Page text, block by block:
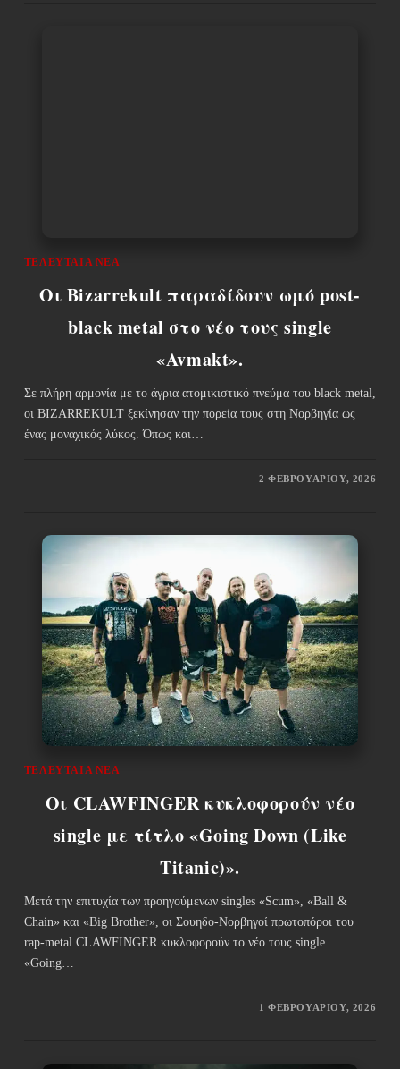
ΤΕΛΕΥΤΑΊΑ ΝΈΑ
Οι Bizarrekult παραδίδουν ωμό post-
black metal στο νέο τους single
«Avmakt».
Σε πλήρη αρμονία με το άγρια ατομικιστικό πνεύμα του black metal,
οι BIZARREKULT ξεκίνησαν την πορεία τους στη Νορβηγία ως
ένας μοναχικός λύκος. Όπως και…
2 ΦΕΒΡΟΥΑΡΊΟΥ, 2026
ΤΕΛΕΥΤΑΊΑ ΝΈΑ
Οι CLAWFINGER κυκλοφορούν νέο
single με τίτλο «Going Down (Like
Titanic)».
Μετά την επιτυχία των προηγούμενων singles «Scum», «Ball &
Chain» και «Big Brother», οι Σουηδο-Νορβηγοί πρωτοπόροι του
rap-metal CLAWFINGER κυκλοφορούν το νέο τους single
«Going…
1 ΦΕΒΡΟΥΑΡΊΟΥ, 2026